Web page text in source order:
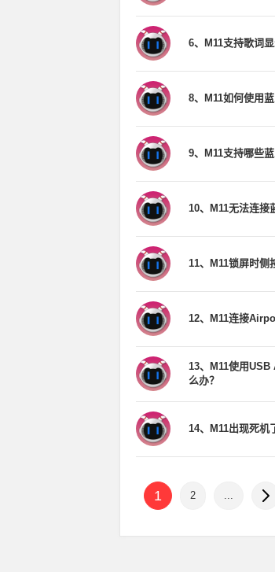
6、M11支持歌词显
8、M11如何使用蓝
9、M11支持哪些
10、M11无法连接
11、M11锁屏时侧
12、M11连接
13、M11使用
么办？
14、M11出现死机
1 2 ...